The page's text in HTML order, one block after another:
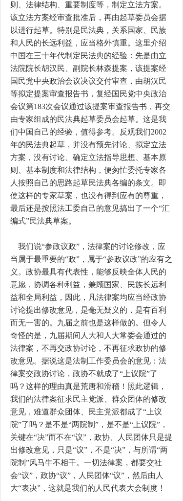
则、法律结构、重要制度等，制定立法方案。
该立法方案经审查批准后，再由起草委员会据
以进行起草。特别是民法典，关系国家、民族
和人民的长远利益，应当格外慎重。这里介绍
中国在三十年代制定民法典的经验：先是由立
法院院长胡汉民、副院长林森提案，该提案经
国民党中央政治会议决议交付审查，由胡汉民
等拟定提案审查报告书，复经国民党中央政治
会议第183次会议通过该提案审查报告书，再交
由专家组成的民法典起草委员会起草。这是我
们中国自己的经验，值得参考。反观我们2002
年的民法典起草，并没有预先讨论、拟定立法
方案，没有讨论、确定立法指导思想、基本原
则、基本制度和法律结构，便匆忙委托专家各
人按照自己的思路起草民法典各编的条文。即
使这样的专家草案，也没有得到应有的尊重，
最后还是按照法工委自己的意见搞出了一个“汇
编式”民法典草案。
我们说“参政议政”，法律案的讨论修改，应
当属于最重要的“政”，属于“参政议政”的应有之
义。政协最具有代表性，能够反映全体人民的
意愿，协调各种利益，兼顾国家、民族长远利
益和全局利益，因此，凡法律案均应当经政协
讨论提出修改意见，是毫无疑义的，是有百利
而无一害的。九届之前也是这样做的。但令人
奇怪的是，九届期间人大和人大常委会通过的
法律案，不再交政协讨论，不再征求政协的修
改意见。据说这是法制工作委员会的意见：法
律案交政协讨论，政协不就成了“上议院”了
吗？这样的理由真是荒唐和滑稽！照此逻辑，
我们的法律案征求民主党派、群众团体的修改
意见，难道群众团体、民主党派都成了“上议
院”了吗？是不是“两院制”，是不是“上议院”，
关键在“决”而不在“议”，政协、人民团体只是提
出修改意见，只是“议”，不是“决”，与所谓“两
院制”风马牛不相干。一切法律案，都要交社
会“议”，政协“议”，人民团体“议”，然后由人
大“表决”，这就是我们的人民代表大会制度！